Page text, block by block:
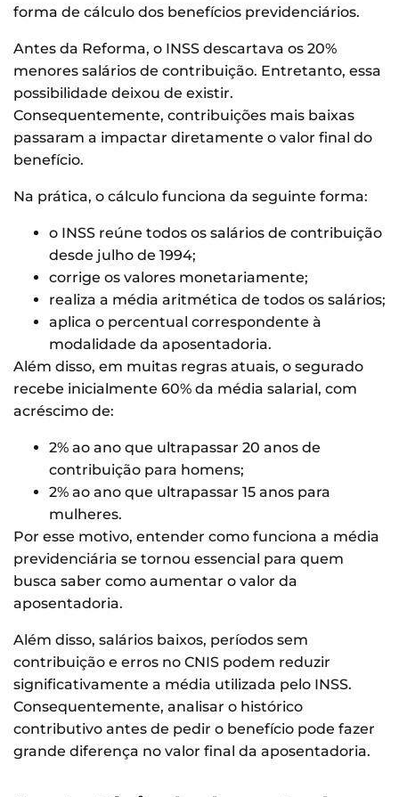
forma de cálculo dos benefícios previdenciários.
Antes da Reforma, o INSS descartava os 20%
menores salários de contribuição. Entretanto, essa
possibilidade deixou de existir.
Consequentemente, contribuições mais baixas
passaram a impactar diretamente o valor final do
benefício.
Na prática, o cálculo funciona da seguinte forma:
o INSS reúne todos os salários de contribuição
desde julho de 1994;
corrige os valores monetariamente;
realiza a média aritmética de todos os salários;
aplica o percentual correspondente à
modalidade da aposentadoria.
Além disso, em muitas regras atuais, o segurado
recebe inicialmente 60% da média salarial, com
acréscimo de:
2% ao ano que ultrapassar 20 anos de
contribuição para homens;
2% ao ano que ultrapassar 15 anos para
mulheres.
Por esse motivo, entender como funciona a média
previdenciária se tornou essencial para quem
busca saber como aumentar o valor da
aposentadoria.
Além disso, salários baixos, períodos sem
contribuição e erros no CNIS podem reduzir
significativamente a média utilizada pelo INSS.
Consequentemente, analisar o histórico
contributivo antes de pedir o benefício pode fazer
grande diferença no valor final da aposentadoria.